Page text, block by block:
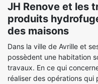
JH Renove et les
produits
des maisons
Dans la ville de Avrille et
possèdent une habitation
travaux. En ce qui
réaliser des opérations